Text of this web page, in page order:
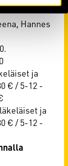
Hannes
ja
€ / 5-12 -
ja
€ / 5-12 -